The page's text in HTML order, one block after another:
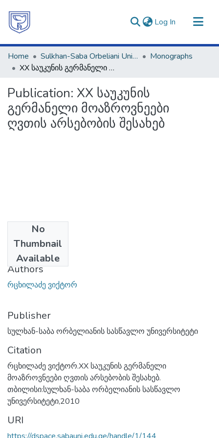
Log In (current)
Communities & Collections
All of DSpace
Home Sulkhan-Saba Orbeliani University
Monographs
XX საუკუნის გერმანელი მოაზროვნეები ღვთის არსებობის შესახებ
Publication: XX საუკუნის
გერმანელი მოაზროვნეები
ღვთის არსებობის შესახებ
No
Thumbnail
Available
2024-07-09
Authors
რცხილაძე ვიქტორ
Publisher
სულხან-საბა ორბელიანის სასწავლო უნივერსიტეტი
Citation
რცხილაძე ვიქტორ.XX საუკუნის გერმანელი
მოაზროვნეები ღვთის არსებობის შესახებ.
თბილისი:სულხან-საბა ორბელიანის სასწავლო
უნივერსიტეტი,2010
URI